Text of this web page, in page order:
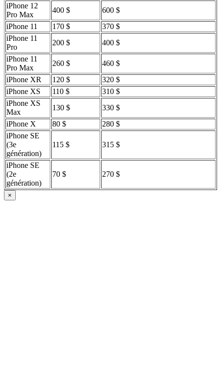
iPhone 12
Pro Max
400 $
600 $
iPhone 11
170 $
370 $
iPhone 11
Pro
200 $
400 $
iPhone 11
Pro Max
260 $
460 $
iPhone XR
120 $
320 $
iPhone XS
110 $
310 $
iPhone XS
Max
130 $
330 $
iPhone X
80 $
280 $
iPhone SE
(3e
génération)
115 $ 315 $
iPhone SE
(2e
génération)
70 $ 270 $
×